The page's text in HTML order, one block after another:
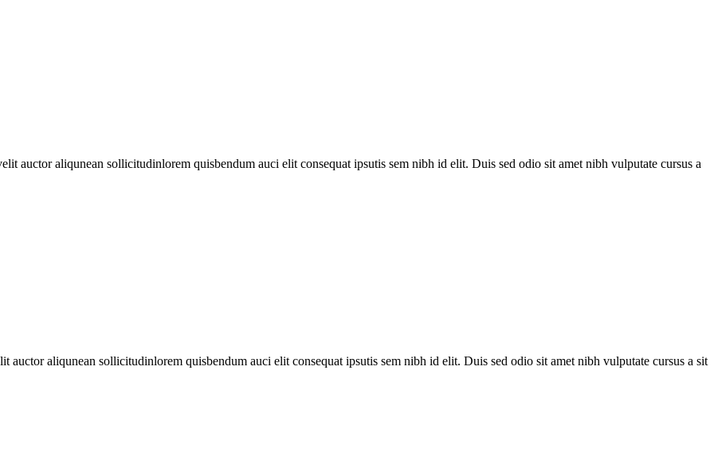
auctor aliqunean sollicitudinlorem quisbendum auci elit consequat ipsutis sem nibh id elit. Duis sed odio sit amet nibh vulputate cursus a
aliqunean sollicitudinlorem quisbendum auci elit consequat ipsutis sem nibh id elit. Duis sed odio sit amet nibh vulputate cursus a sit